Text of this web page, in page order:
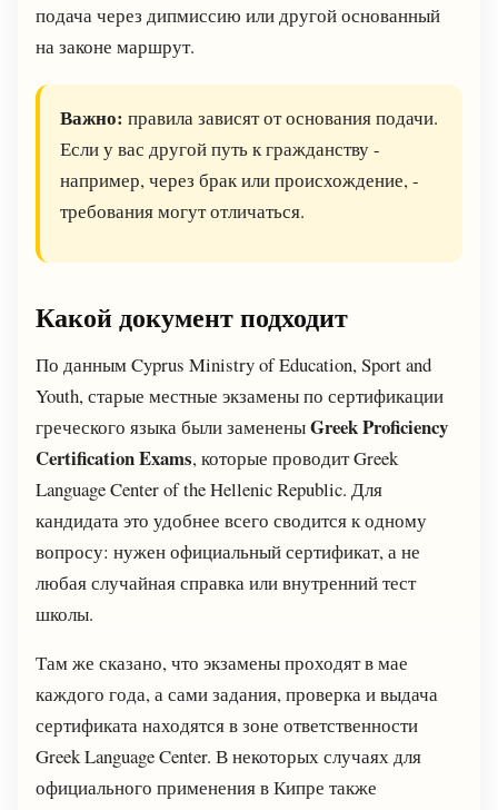
подача через дипмиссию или другой основанный
на законе маршрут.
Важно: правила зависят от основания подачи.
Если у вас другой путь к гражданству -
например, через брак или происхождение, -
требования могут отличаться.
Какой документ подходит
По данным Cyprus Ministry of Education, Sport and
Youth, старые местные экзамены по сертификации
греческого языка были замененыGreek Proficiency
Certification Exams, которые проводит Greek
Language Center of the Hellenic Republic. Для
кандидата это удобнее всего сводится к одному
вопросу: нужен официальный сертификат, а не
любая случайная справка или внутренний тест
школы.
Там же сказано, что экзамены проходят в мае
каждого года, а сами задания, проверка и выдача
сертификата находятся в зоне ответственности
Greek Language Center. В некоторых случаях для
официального применения в Кипре также